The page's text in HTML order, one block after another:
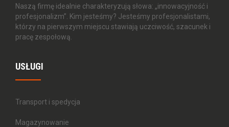
Naszą firmę idealnie charakteryzują słowa: „innowacyjność i
profesjonalizm”. Kim jesteśmy? Jesteśmy profesjonalistami,
którzy na pierwszym miejscu stawiają uczciwość, szacunek i
pracę zespołową.
USŁUGI
Transport i spedycja
Magazynowanie